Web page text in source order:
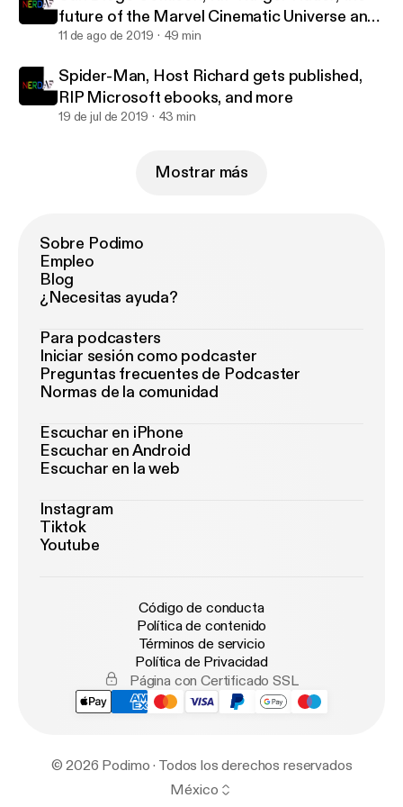
future of the Marvel Cinematic Universe and
more
11 de ago de 2019 49 min
Spider-Man, Host Richard gets published,
RIP Microsoft ebooks, and more
19 de jul de 2019 43 min
Mostrar más
Sobre Podimo
Empleo
Blog
¿Necesitas ayuda?
Para podcasters
Iniciar sesión como podcaster
Preguntas frecuentes de Podcaster
Normas de la comunidad
Escuchar en iPhone
Escuchar en Android
Escuchar en la web
Instagram
Tiktok
Youtube
Código de conducta
Política de contenido
Términos de servicio
Política de Privacidad
Página con Certificado SSL
© 2026 Podimo · Todos los derechos reservados
México